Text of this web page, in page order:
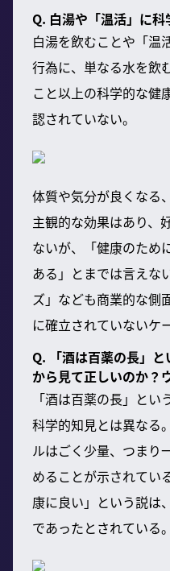
Q. 白湯や「温活」に科
白湯を飲むことや「温
行為に、単なる水を飲
こと以上の科学的な健
認されていない。
体質や気分が良くなる
主観的な効果はあり、
ないが、「健康のため
ある」とまでは言えな
ズ」なども商業的な側
に確立されていないケ
Q. 「酒は百薬の長」
から見て正しいのか？
「酒は百薬の長」と
科学的知見とは異なる
ルはごく少量、つまり
めることが示されてい
康に良い」という説は
であったとされている。